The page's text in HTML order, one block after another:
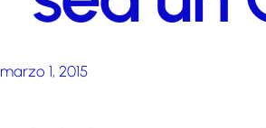
marzo 1, 2015